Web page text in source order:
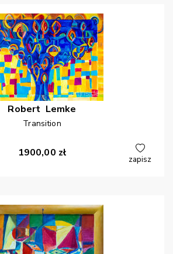
Robert Lemke
Transition
1900,00 zł
zapisz